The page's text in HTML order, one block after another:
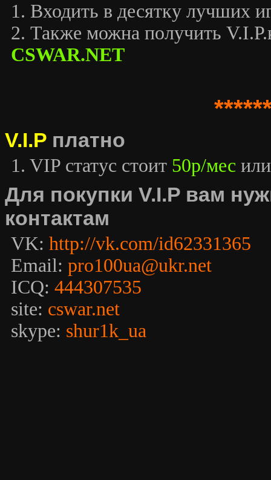
1. Входить в десятку лучших
2. Также можна получить
CSWAR.NET
V.I.P платно
1. VIP статус стоит 50р/мес
Для покупки V.I.P вам
контактам
VK: http://vk.com/id62331365
Email: pro100ua@ukr.net
ICQ: 444307535
site: cswar.net
skype: shur1k_ua